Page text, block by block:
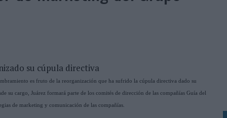
MARCAS
IA
LA INFANCIA EN SU ESTRATEGIA
EN VERANO Y SUPERA AL MÓVIL COMO DISPOSITIVO MÁS UTILIZADO
ESPAÑOLES
su cúpula directiva
es fruto de la reorganización que ha sufrido la cúpula directiva dado su
su cargo, Juárez formará parte de los comités de dirección de las compañías Guía del
de marketing y comunicación de las compañías.